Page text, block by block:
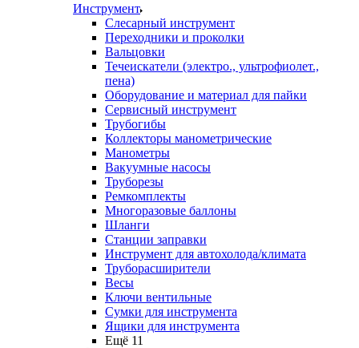
Инструмент
Слесарный инструмент
Переходники и проколки
Вальцовки
Течеискатели (электро., ультрофиолет.,
пена)
Оборудование и материал для пайки
Сервисный инструмент
Трубогибы
Коллекторы манометрические
Манометры
Вакуумные насосы
Труборезы
Ремкомплекты
Многоразовые баллоны
Шланги
Станции заправки
Инструмент для автохолода/климата
Труборасширители
Весы
Ключи вентильные
Сумки для инструмента
Ящики для инструмента
Ещё 11